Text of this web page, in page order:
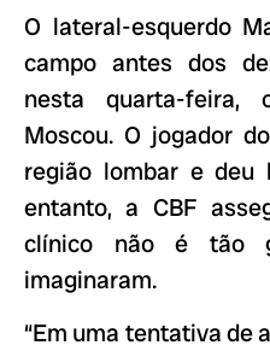
O lateral-esquerdo
campo antes dos
nesta quarta-feira,
Moscou. O jogador
região lombar e deu
entanto, a CBF
clínico não é tão
imaginaram.
“Em uma tentativa de